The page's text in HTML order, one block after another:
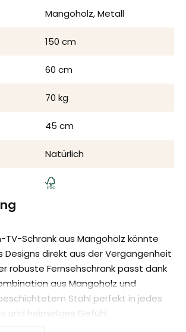
Mangoholz, Metall
150 cm
60 cm
70 kg
45 cm
Natürlich
TV-Schrank aus Mangoholz könnte
Designs direkt aus der Vergangenheit
robuste Fernsehschrank passt dank
aus Mangoholz und
Stahl perfekt in jedes
und heimeliges Gefühl.